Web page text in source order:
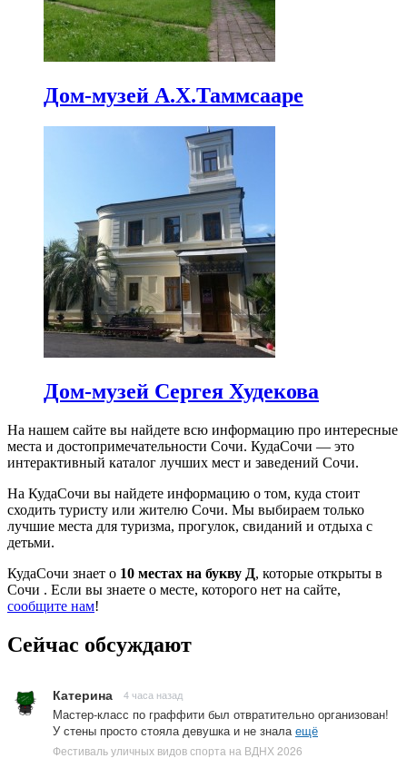
Дом-музей А.Х.Таммсааре
Дом-музей Сергея Худекова
На нашем сайте вы найдете всю информацию про интересные
места и достопримечательности Сочи. КудаСочи — это
интерактивный каталог лучших мест и заведений Сочи.
На КудаСочи вы найдете информацию о том, куда стоит
сходить туристу или жителю Сочи. Мы выбираем только
лучшие места для туризма, прогулок, свиданий и отдыха с
детьми.
КудаСочи знает о 10 местах на букву Д, которые открыты в
Сочи . Если вы знаете о месте, которого нет на сайте,
сообщите нам!
Сейчас обсуждают
Катерина 4 часа назад
Мастер-класс по граффити был отвратительно организован!
У стены просто стояла девушка и не знала ещё
Фестиваль уличных видов спорта на ВДНХ 2026